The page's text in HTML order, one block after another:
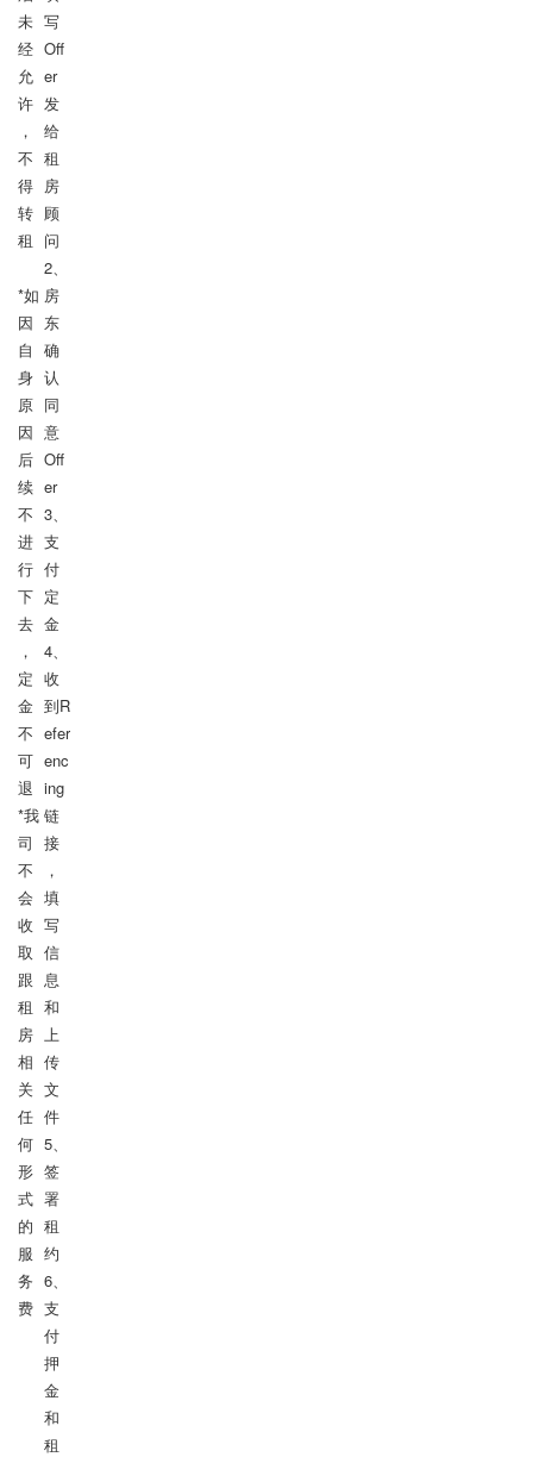
未
经
允
许
，
不
得
转
租
*如
因
自
身
原
因
后
续
不
进
行
下
去
，
定
金
不
可
退
*我
司
不
会
收
取
跟
租
房
相
关
任
何
形
式
的
服
务
费
写
Off
er
发
给
租
房
顾
问
2、
房
东
确
认
同
意
Off
er
3、
支
付
定
金
4、
收
到R
efer
enc
ing
链
接
，
填
写
信
息
和
上
传
文
件
5、
签
署
租
约
6、
支
付
押
金
和
租